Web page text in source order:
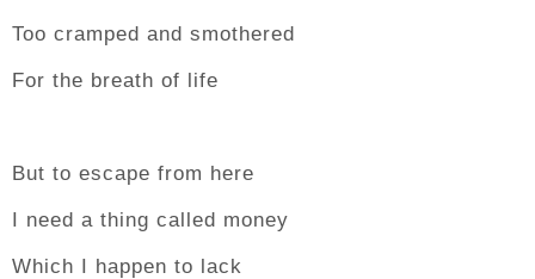
Too cramped and smothered
For the breath of life
But to escape from here
I need a thing called money
Which I happen to lack